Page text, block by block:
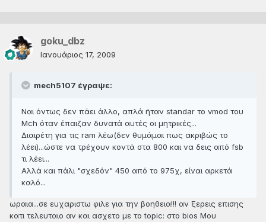
goku_dbz
Ιανουάριος 17, 2009
mech5107 έγραψε:
Ναι όντως δεν πάει άλλο, απλά ήταν standar το vmod του
Mch όταν έπαιζαν δυνατά αυτές οι μητρικές...
Διαιρέτη για τις ram λέω(δεν θυμάμαι πως ακριβώς το
λέει)...ώστε να τρέχουν κοντά στα 800 και να δεις από fsb
τι λέει...
Αλλά και πάλι "σχεδόν" 450 από το 975χ, είναι αρκετά
καλό...
ωραια...σε ευχαριστω φιλε για την βοηθεια!!! αν ξερεις επισης
κατι τελευταιο αν και ασχετο με το topic: στο bios Μου